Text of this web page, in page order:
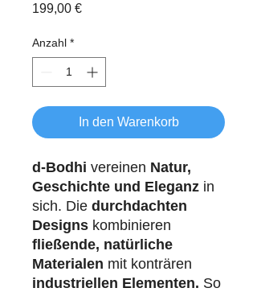
199,00 €Preis
Anzahl *
In den Warenkorb
d-Bodhi vereinen Natur,
Geschichte und Eleganz in
sich. Die durchdachten
Designs kombinieren
fließende, natürliche
Materialen mit konträren
industriellen Elementen. So